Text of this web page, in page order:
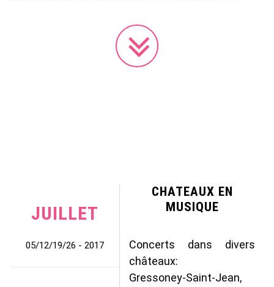
JUILLET
05/12/19/26 - 2017
CHATEAUX EN
MUSIQUE
Concerts dans divers
châteaux:
Gressoney-Saint-Jean,